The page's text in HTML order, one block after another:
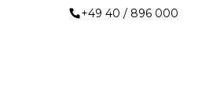
+49 40 / 896 000